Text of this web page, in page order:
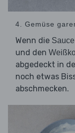
4. Gemüse
Wenn die Sauce
und den
abgedeckt in
noch etwas
abschmecken.